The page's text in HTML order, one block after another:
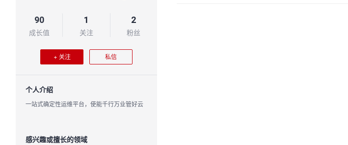
90
成长值
1
关注
2
粉丝
+ 关注 私信
个人介绍
一站式确定性运维平台，使能千行万业管好云
感兴趣或擅长的领域